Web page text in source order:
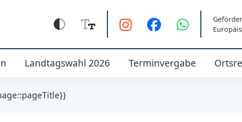
Landtagswahl 2026 Terminvergabe